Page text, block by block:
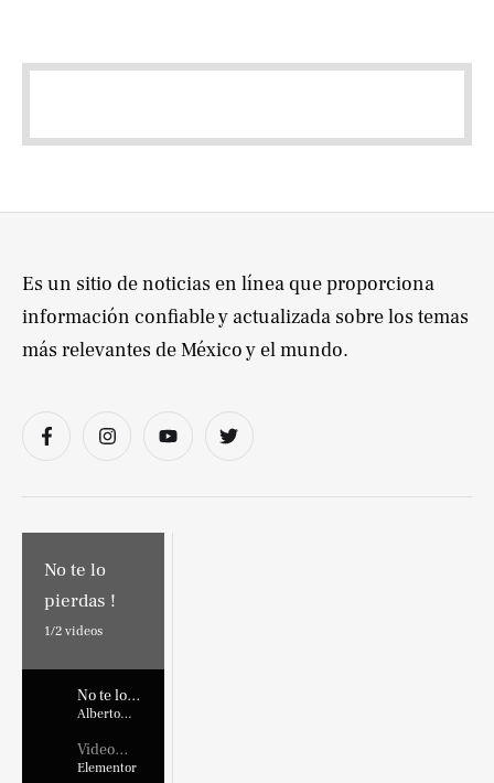
No te lo
pierdas !
1/2 videos
No te lo
pierdas !
Alberto
Video
Placehold
Elementor
Es un sitio de noticias en línea que proporciona
información confiable y actualizada sobre los temas
más relevantes de México y el mundo.